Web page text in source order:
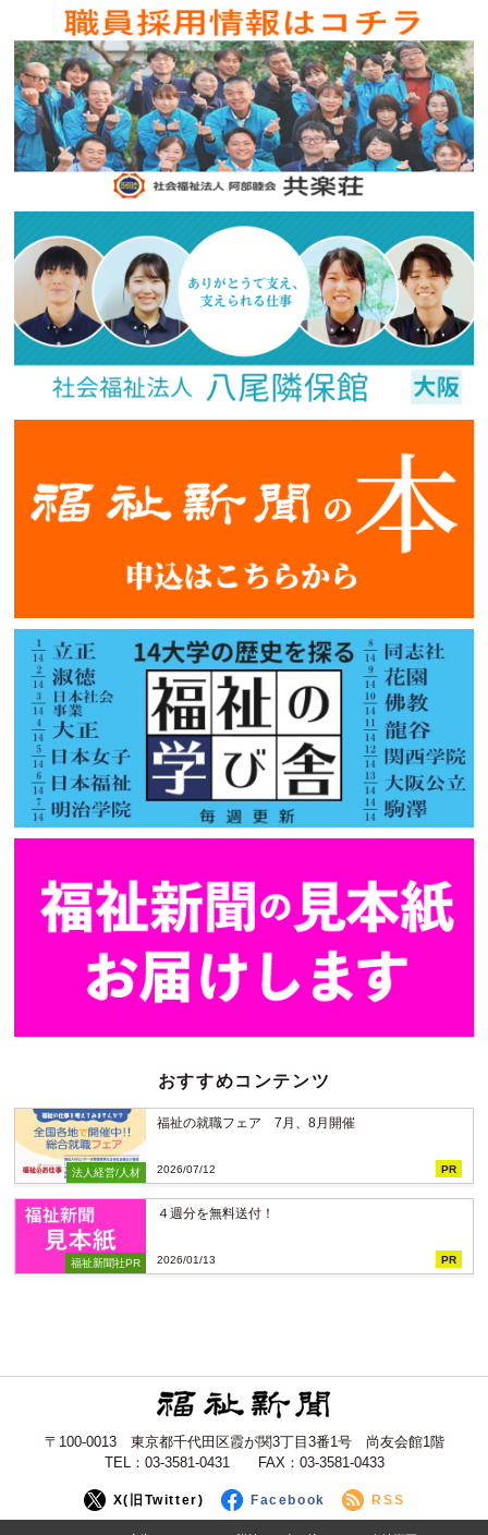
おすすめコンテンツ
法人経営/人材
福祉の就職フェア 7月、8月開催
2026/07/12 PR
福祉新聞社PR
４週分を無料送付！
2026/01/13 PR
〒100-0013 東京都千代田区霞が関3丁目3番1号 尚友会館1階
TEL：03-3581-0431 FAX：03-3581-0433
X(旧Twitter) Facebook RSS